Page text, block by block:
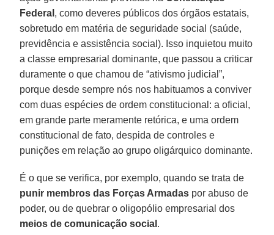
Federal , como deveres públicos dos órgãos estatais,
sobretudo em matéria de seguridade social (saúde,
previdência e assistência social). Isso inquietou muito
a classe empresarial dominante, que passou a criticar
duramente o que chamou de “ativismo judicial”,
porque desde sempre nós nos habituamos a conviver
com duas espécies de ordem constitucional: a oficial,
em grande parte meramente retórica, e uma ordem
constitucional de fato, despida de controles e
punições em relação ao grupo oligárquico dominante.
É o que se verifica, por exemplo, quando se trata de
punir membros das Forças Armadas por abuso de
poder, ou de quebrar o oligopólio empresarial dos
meios de comunicação social .